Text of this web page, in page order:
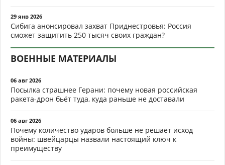
29 янв 2026
Сибига анонсировал захват Приднестровья: Россия
сможет защитить 250 тысяч своих граждан?
ВОЕННЫЕ МАТЕРИАЛЫ
06 авг 2026
Посылка страшнее Герани: почему новая российская
ракета-дрон бьёт туда, куда раньше не доставали
06 авг 2026
Почему количество ударов больше не решает исход
войны: швейцарцы назвали настоящий ключ к
преимуществу